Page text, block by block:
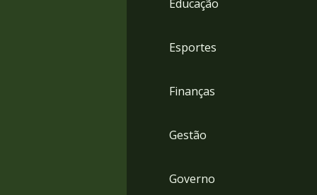
Educação
Esportes
Finanças
Gestão
Governo